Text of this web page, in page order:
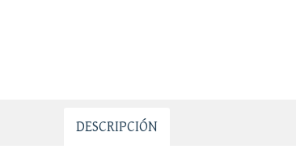
DESCRIPCIÓN